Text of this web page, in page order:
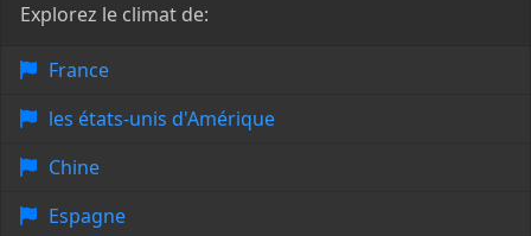
Explorez le climat de:
France
les états-unis d'Amérique
Chine
Espagne